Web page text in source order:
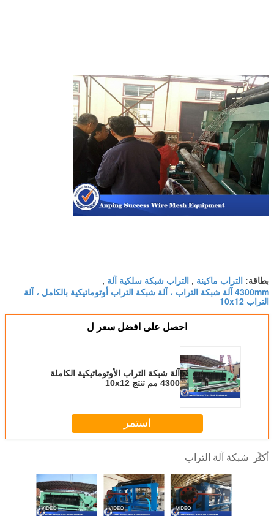
بطاقة: التراب ماكينة , التراب شبكة سلكية آلة ,
4300mm آلة شبكة التراب ، آلة شبكة التراب أوتوماتيكية بالكامل ، آلة
التراب 10x12
احصل على افضل سعر ل
آلة شبكة التراب الأوتوماتيكية الكاملة
4300 مم تنتج 10x12
استمر
أكثر شبكة آلة التراب